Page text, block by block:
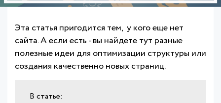
Эта статья пригодится тем, у кого еще нет
сайта. А если есть - вы найдете тут разные
полезные идеи для оптимизации структуры или
создания качественно новых страниц.